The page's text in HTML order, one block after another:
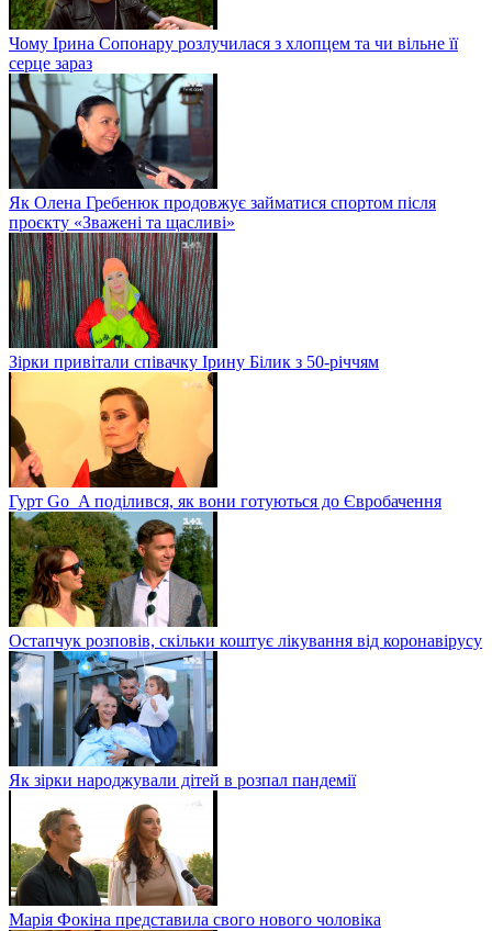
Чому Ірина Сопонару розлучилася з хлопцем та чи вільне її
серце зараз
Як Олена Гребенюк продовжує займатися спортом після
проєкту «Зважені та щасливі»
Зірки привітали співачку Ірину Білик з 50-річчям
Гурт Go_A поділився, як вони готуються до Євробачення
Остапчук розповів, скільки коштує лікування від коронавірусу
Як зірки народжували дітей в розпал пандемії
Марія Фокіна представила свого нового чоловіка